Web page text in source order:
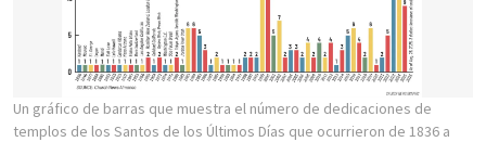
Un gráfico de barras que muestra el número de dedicaciones de
templos de los Santos de los Últimos Días que ocurrieron de 1836 a